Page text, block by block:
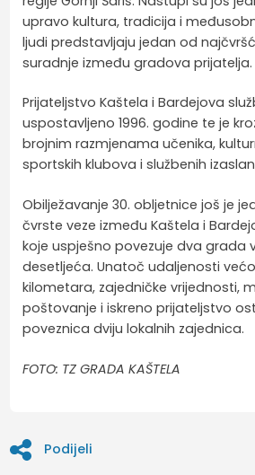
upravo kultura, tradicija i
ljudi predstavljaju jedan od
suradnje između gradova prijatelja.
Prijateljstvo Kaštela i Bardejova
uspostavljeno 1996. godine te je
brojnim razmjenama učenika,
sportskih klubova i službenih
Obilježavanje 30. obljetnice još je
čvrste veze između Kaštela i
koje uspješno povezuje dva grada
desetljeća. Unatoč udaljenosti
kilometara, zajedničke vrijednosti,
poštovanje i iskreno prijateljstvo
poveznica dviju lokalnih zajednica.
FOTO: TZ GRADA KAŠTELA
Podijeli